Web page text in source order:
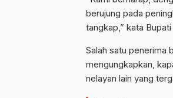
berujung pada
tangkap,” kata
Salah satu penerima
mengungkapkan,
nelayan lain yang